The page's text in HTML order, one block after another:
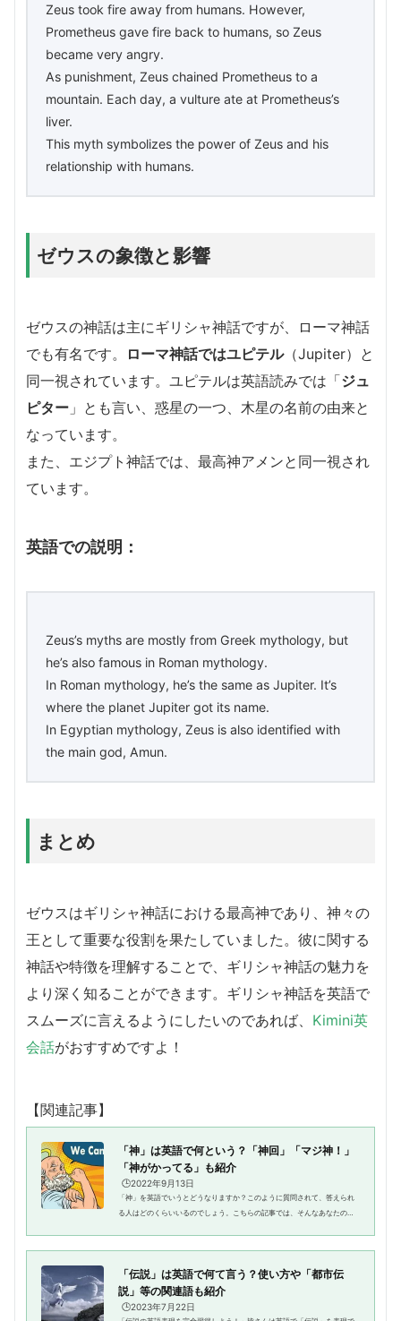
Zeus took fire away from humans. However,
Prometheus gave fire back to humans, so Zeus
became very angry.
As punishment, Zeus chained Prometheus to a
mountain. Each day, a vulture ate at Prometheus’s
liver.
This myth symbolizes the power of Zeus and his
relationship with humans.
ゼウスの象徴と影響
ゼウスの神話は主にギリシャ神話ですが、ローマ神話
でも有名です。
ローマ神話ではユピテル（Jupiter）と
同一視されています。ユピテルは英語読みでは「ジュ
ピター 」とも言い、惑星の一つ、木星の名前の由来と
なっています。
また、エジプト神話では、最高神アメンと同一視され
ています。
英語での説明：
Zeus’s myths are mostly from Greek mythology, but
he’s also famous in Roman mythology.
In Roman mythology, he’s the same as Jupiter. It’s
where the planet Jupiter got its name.
In Egyptian mythology, Zeus is also identified with
the main god, Amun.
まとめ
ゼウスはギリシャ神話における最高神であり、神々の
王として重要な役割を果たしていました。彼に関する
神話や特徴を理解することで、ギリシャ神話の魅力を
より深く知ることができます。ギリシャ神話を英語で
スムーズに言えるようにしたいのであれば、 Kimini英
会話がおすすめですよ！
【関連記事】
「神」は英語で何という？「神回」「マジ神！」
「神がかってる」も紹介
🕒️2022年9月13日
「神」を英語でいうとどうなりますか？このように質問されて、答えられ
る人はどのくらいいるのでしょう。こちらの記事では、そんなあなたの為
「伝説」は英語で何て言う？使い方や「都市伝
説」等の関連語も紹介
🕒️2023年7月22日